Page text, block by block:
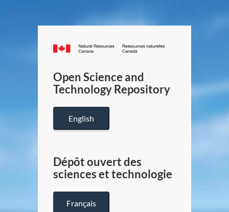
Canada.ca
/
Canada
Open Science and
Technology Repository
English
Dépôt ouvert des
sciences et technologie
Français